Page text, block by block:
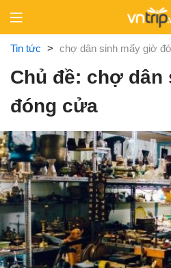
content
Tin tức > chợ dân sinh mấy giờ
Chủ đề: chợ
đóng cửa